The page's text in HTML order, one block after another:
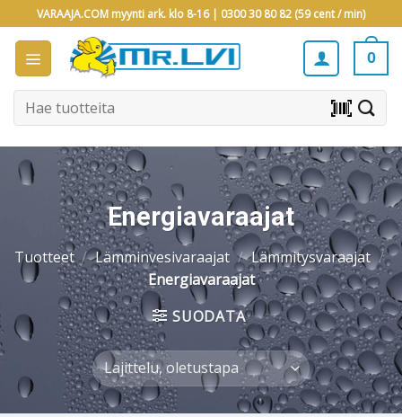
to
content
VARAAJA.COM myynti ark. klo 8-16 | 0300 30 80 82 (59 cent / min)
0
Etsi: barcode_scanner
Energiavaraajat
Tuotteet / Lämminvesivaraajat / Lämmitysvaraajat /
Energiavaraajat
SUODATA